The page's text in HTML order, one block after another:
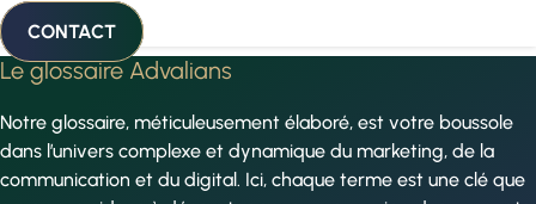
CONTACT
Le glossaire Advalians
Notre glossaire, méticuleusement élaboré, est votre boussole
dans l’univers complexe et dynamique du marketing, de la
communication et du digital. Ici, chaque terme est une clé que